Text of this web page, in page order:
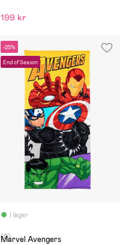
199 kr
-25%
End of Season
I lager
(0)
Marvel Avengers